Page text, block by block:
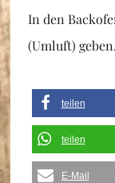
In den
(Umluft) geben.
teilen
teilen
E-Mail